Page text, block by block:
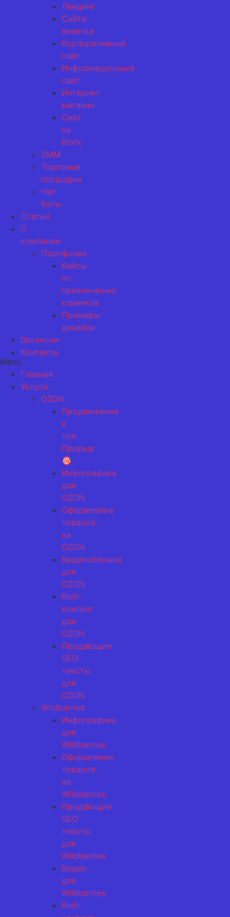
Лендинг
Сайта-
визитка
Корпоративный
сайт
Информационный
сайт
Интернет
магазин
Сайт
на
Bitrix
SMM
Торговые
площадки
Чат
боты
Статьи
О
компании
Портфолио
Кейсы
по
привлечению
клиентов
Примеры
дизайна
Вакансии
Контакты
Menu
Главная
Услуги
OZON
Продвижение
в
топ.
Прорыв
🎯
Инфографика
для
OZON
Оформление
товаров
на
OZON
Видеообложка
для
OZON
Rich-
контент
для
OZON
Продающие
SEO
тексты
для
OZON
Wildberries
Инфографика
для
Wildberries
Оформление
товаров
на
Wildberries
Продающие
SEO
тексты
для
Wildberries
Видео
для
Wildberries
Rich-